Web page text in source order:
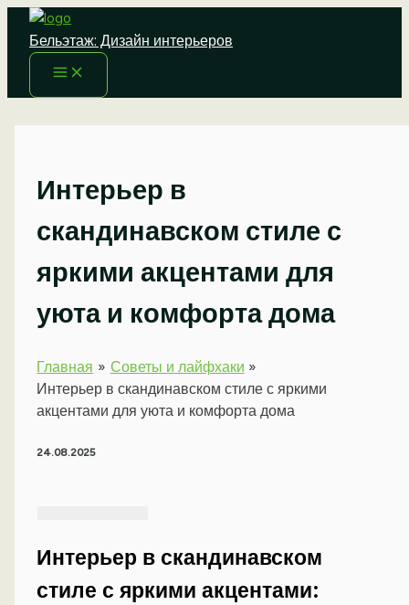
Перейти
содержимому
Бельэтаж: Дизайн интерьеров
Интерьер в
скандинавском стиле с
яркими акцентами для
уюта и комфорта дома
Главная
Советы и лайфхаки
Интерьер в скандинавском стиле с яркими
акцентами для уюта и комфорта дома
24.08.2025
Интерьер в скандинавском
стиле с яркими акцентами: